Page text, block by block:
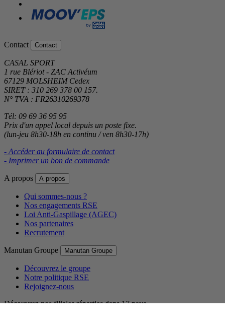
Contact Contact
CASAL SPORT
1 rue Blériot - ZAC Activéum
67129 MOLSHEIM Cedex
SIRET : 310 269 378 00 157.
N° TVA : FR26310269378
Tél: 09 69 36 95 95
Prix d'un appel local depuis un poste fixe.
(lun-jeu 8h30-18h en continu / ven 8h30-17h)
- Accéder au formulaire de contact
- Imprimer un bon de commande
A propos A propos
Qui sommes-nous ?
Nos engagements RSE
Loi Anti-Gaspillage (AGEC)
Nos partenaires
Recrutement
Manutan Groupe Manutan Groupe
Découvrez le groupe
Notre politique RSE
Rejoignez-nous
Découvrez nos filiales réparties dans 17 pays.